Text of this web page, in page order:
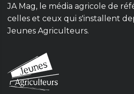
JA Mag, le média agricole de
celles et ceux qui s'installent
Jeunes Agriculteurs.